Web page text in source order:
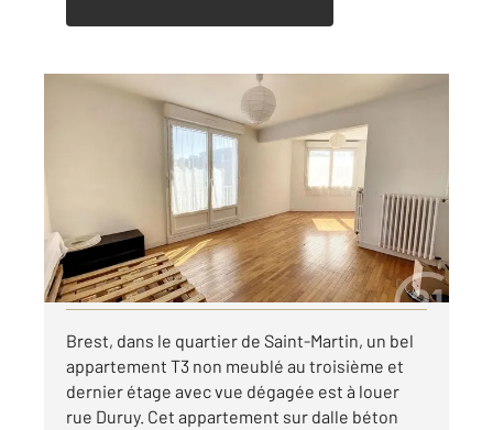
, 3 pièces
Appartement T3 à louer
645 €
par mois charges comprises
Visiter le site dédié
Brest, dans le quartier de Saint-Martin, un bel
appartement T3 non meublé au troisième et
dernier étage avec vue dégagée est à louer
rue Duruy. Cet appartement sur dalle béton